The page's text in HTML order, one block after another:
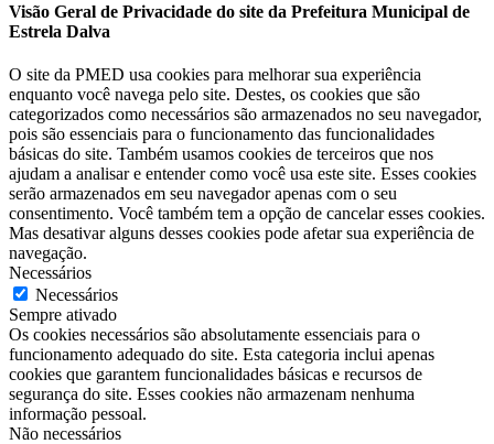
Visão Geral de Privacidade do site da Prefeitura Municipal de
Estrela Dalva
O site da PMED usa cookies para melhorar sua experiência
enquanto você navega pelo site. Destes, os cookies que são
categorizados como necessários são armazenados no seu navegador,
pois são essenciais para o funcionamento das funcionalidades
básicas do site. Também usamos cookies de terceiros que nos
ajudam a analisar e entender como você usa este site. Esses cookies
serão armazenados em seu navegador apenas com o seu
consentimento. Você também tem a opção de cancelar esses cookies.
Mas desativar alguns desses cookies pode afetar sua experiência de
navegação.
Necessários
Necessários
Sempre ativado
Os cookies necessários são absolutamente essenciais para o
funcionamento adequado do site. Esta categoria inclui apenas
cookies que garantem funcionalidades básicas e recursos de
segurança do site. Esses cookies não armazenam nenhuma
informação pessoal.
Não necessários